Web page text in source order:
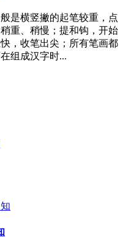
是横竖撇的起笔较重，点
重、稍慢；提和钩，开始
，收笔出尖；所有笔画都
组成汉字时...